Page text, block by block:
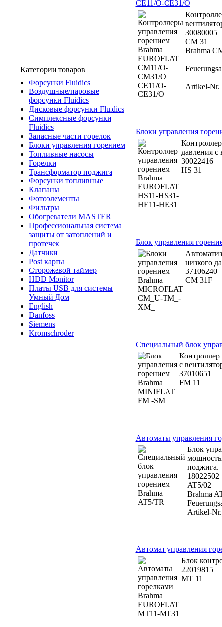
Категории товаров
Форсунки Fluidics
Воздушные/паровые
форсунки Fluidics
Дисковые форсунки Fluidics
Симплексные форсунки
Fluidics
Запасные части горелок
Блоки управления горением
Топливные насосы
Горелки
Трансформатор поджига
Форсунки топливные
Клапаны
Фотоэлементы
Фильтры
Обогреватели MASTER
Профессиональная система
защиты от затоплений и
протечек
Датчики
Post карты
Сторожевой таймер
HDD Monitor
Платы USB для системы
Умный Дом
English
Danfoss
Siemens
Kromschroder
CE11/O-CE31/O
30080005
CM 31
Brahma
Artikel-Nr.
Блоки управления
давления с
30022416
HS 31
Блок управления
низкого
37106240
CM 31F
Специальный блок
Контроллер
с
37010651
FM 11
Автоматы управления
Блок
поджига.
18022502
AT5/02
Brahma
Artikel-
Автомат управления
Блок
22019815
MT 11